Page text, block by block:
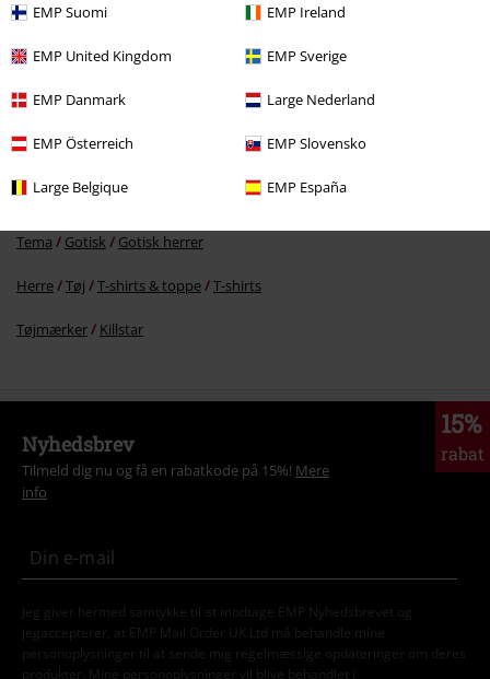
EMP Suomi EMP Ireland
EMP United Kingdom EMP Sverige
EMP Danmark Large Nederland
EMP Österreich EMP Slovensko
Large Belgique EMP España
Tema Rockwear T-shirts & toppe T-shirts
Tema Gotisk Tøj T-shirts & toppe T-shirts
Tema Gotisk Gotisk herrer
Herre Tøj T-shirts & toppe T-shirts
Tøjmærker Killstar
15%
rabat
Nyhedsbrev
Tilmeld dig nu og få en rabatkode på 15%! Mere
info
Jeg giver hermed samtykke til at modtage EMP Nyhedsbrevet og
jegaccepterer, at EMP Mail Order UK Ltd må behandle mine
personoplysninger til at sende mig regelmæssige opdateringer om deres
produkter. Mine personoplysninger vil blive behandlet i